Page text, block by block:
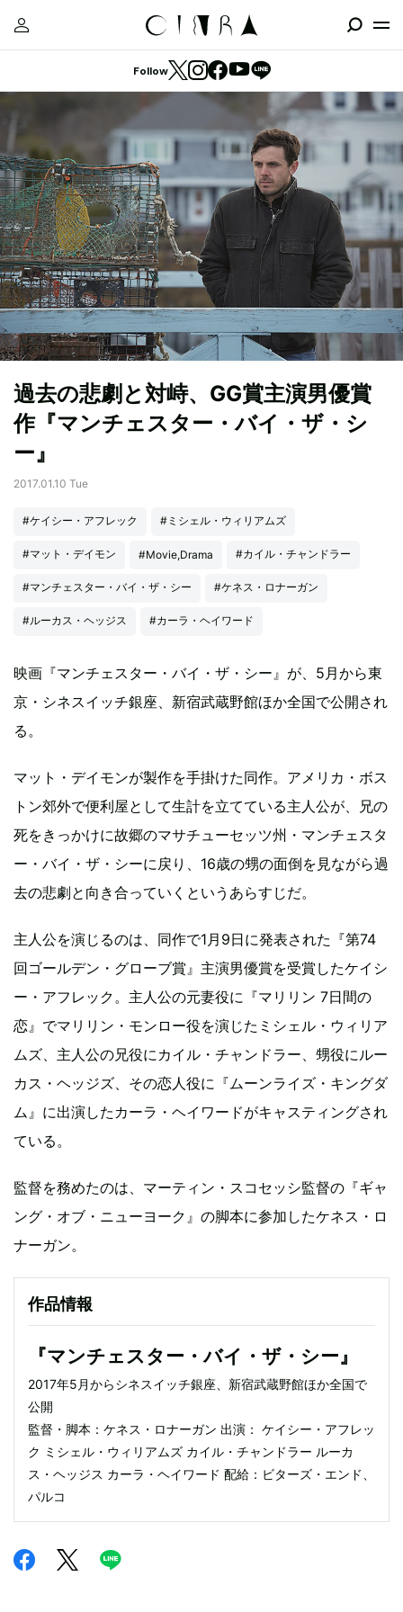
Follow
過去の悲劇と対峙、GG賞主演男優賞
作『マンチェスター・バイ・ザ・シ
ー』
2017.01.10 Tue
#ケイシー・アフレック #ミシェル・ウィリアムズ
#マット・デイモン #Movie,Drama #カイル・チャンドラー
#マンチェスター・バイ・ザ・シー #ケネス・ロナーガン
#ルーカス・ヘッジス #カーラ・ヘイワード
映画『マンチェスター・バイ・ザ・シー』が、5月から東
京・シネスイッチ銀座、新宿武蔵野館ほか全国で公開され
る。
マット・デイモンが製作を手掛けた同作。アメリカ・ボス
トン郊外で便利屋として生計を立てている主人公が、兄の
死をきっかけに故郷のマサチューセッツ州・マンチェスタ
ー・バイ・ザ・シーに戻り、16歳の甥の面倒を見ながら過
去の悲劇と向き合っていくというあらすじだ。
主人公を演じるのは、同作で1月9日に発表された『第74
回ゴールデン・グローブ賞』主演男優賞を受賞したケイシ
ー・アフレック。主人公の元妻役に『マリリン 7日間の
恋』でマリリン・モンロー役を演じたミシェル・ウィリア
ムズ、主人公の兄役にカイル・チャンドラー、甥役にルー
カス・ヘッジズ、その恋人役に『ムーンライズ・キングダ
ム』に出演したカーラ・ヘイワードがキャスティングされ
ている。
監督を務めたのは、マーティン・スコセッシ監督の『ギャ
ング・オブ・ニューヨーク』の脚本に参加したケネス・ロ
ナーガン。
作品情報
『マンチェスター・バイ・ザ・シー』
2017年5月からシネスイッチ銀座、新宿武蔵野館ほか全国で
公開
監督・脚本：ケネス・ロナーガン 出演： ケイシー・アフレッ
ク ミシェル・ウィリアムズ カイル・チャンドラー ルーカ
ス・ヘッジス カーラ・ヘイワード 配給：ビターズ・エンド、
パルコ